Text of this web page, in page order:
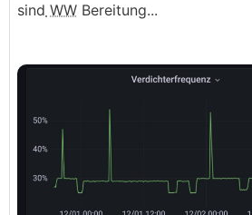
sind WW Bereitung...